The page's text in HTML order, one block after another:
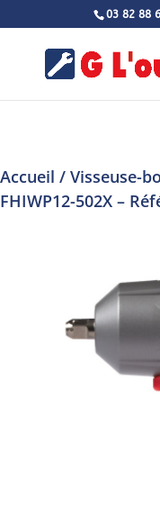
03 82 88
Accueil / Visseuse-
FHIWP12-502X –